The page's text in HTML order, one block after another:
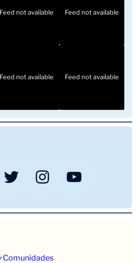
Feed not available Feed not available
Feed not available Feed not available
TwitterInstagram
Comunidades